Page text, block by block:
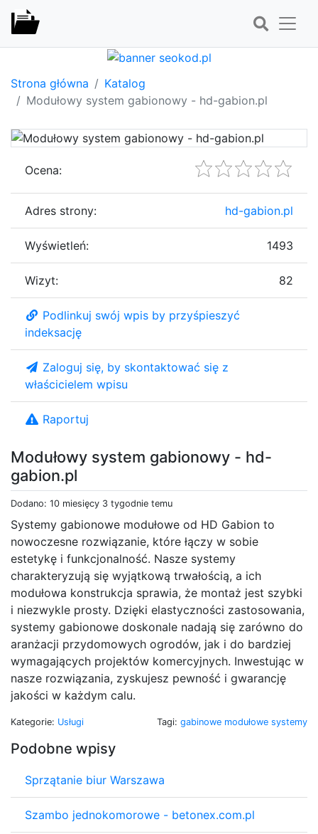
Strona główna
Katalog
Modułowy system gabionowy - hd-gabion.pl
Modułowy system gabionowy - hd-
gabion.pl
Dodano: 10 miesięcy 3 tygodnie temu
Systemy gabionowe modułowe od HD Gabion to
nowoczesne rozwiązanie, które łączy w sobie
estetykę i funkcjonalność. Nasze systemy
charakteryzują się wyjątkową trwałością, a ich
modułowa konstrukcja sprawia, że montaż jest szybki
i niezwykle prosty. Dzięki elastyczności zastosowania,
systemy gabionowe doskonale nadają się zarówno do
aranżacji przydomowych ogrodów, jak i do bardziej
wymagających projektów komercyjnych. Inwestując w
nasze rozwiązania, zyskujesz pewność i gwarancję
jakości w każdym calu.
Kategorie: Usługi Tagi: gabinowe modułowe systemy
Podobne wpisy
Sprzątanie biur Warszawa
Szambo jednokomorowe - betonex.com.pl
Ocena:
Adres strony: hd-gabion.pl
Wyświetleń: 1493
Wizyt: 82
Podlinkuj swój wpis by przyśpieszyć
indeksację
Zaloguj się, by skontaktować się z
właścicielem wpisu
Raportuj